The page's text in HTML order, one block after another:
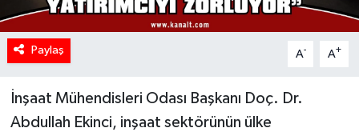
Paylaş A- A+
İnşaat Mühendisleri Odası Başkanı Doç. Dr.
Abdullah Ekinci, inşaat sektörünün ülke